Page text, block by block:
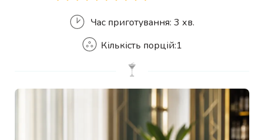
Час приготування: 3 хв.
Кількість порцій:1